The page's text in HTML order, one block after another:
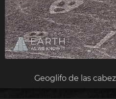
Geoglifo de las